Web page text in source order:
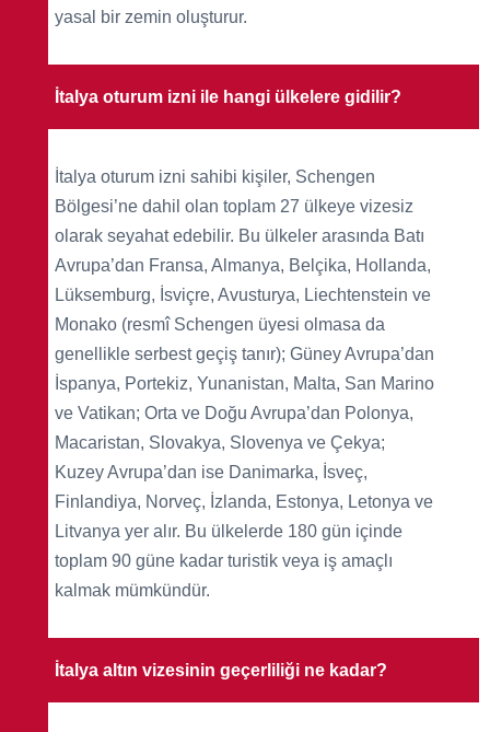
yasal bir zemin oluşturur.
İtalya oturum izni ile hangi ülkelere gidilir?
İtalya oturum izni sahibi kişiler, Schengen
Bölgesi’ne dahil olan toplam 27 ülkeye vizesiz
olarak seyahat edebilir. Bu ülkeler arasında Batı
Avrupa’dan Fransa, Almanya, Belçika, Hollanda,
Lüksemburg, İsviçre, Avusturya, Liechtenstein ve
Monako (resmî Schengen üyesi olmasa da
genellikle serbest geçiş tanır); Güney Avrupa’dan
İspanya, Portekiz, Yunanistan, Malta, San Marino
ve Vatikan; Orta ve Doğu Avrupa’dan Polonya,
Macaristan, Slovakya, Slovenya ve Çekya;
Kuzey Avrupa’dan ise Danimarka, İsveç,
Finlandiya, Norveç, İzlanda, Estonya, Letonya ve
Litvanya yer alır. Bu ülkelerde 180 gün içinde
toplam 90 güne kadar turistik veya iş amaçlı
kalmak mümkündür.
İtalya altın vizesinin geçerliliği ne kadar?